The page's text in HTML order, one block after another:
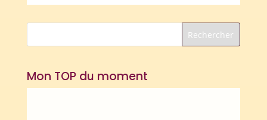
Mon TOP du moment